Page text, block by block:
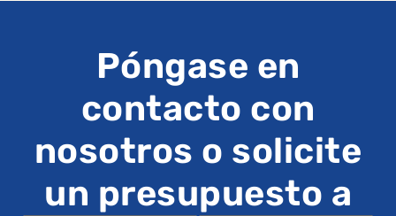
Póngase en
contacto con
nosotros o solicite
un presupuesto a